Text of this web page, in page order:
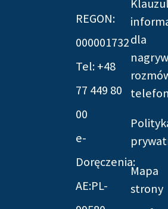
REGON:
000001732
Tel: +48
77 449 80
00
e-
Doręczenia:
AE:PL-
dla
Mapa
strony